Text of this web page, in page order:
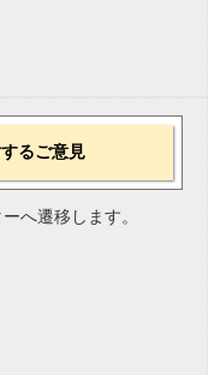
るご意見
へ遷移します。